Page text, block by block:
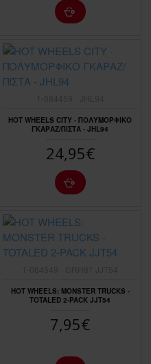
HOT WHEELS CITY - ΠΟΛΥΜΟΡΦΙΚΟ
ΓΚΑΡΑΖ/ΠΙΣΤΑ - JHL94
24,95€
HOT WHEELS: MONSTER TRUCKS -
TOTALED 2-PACK JJT54
7,95€